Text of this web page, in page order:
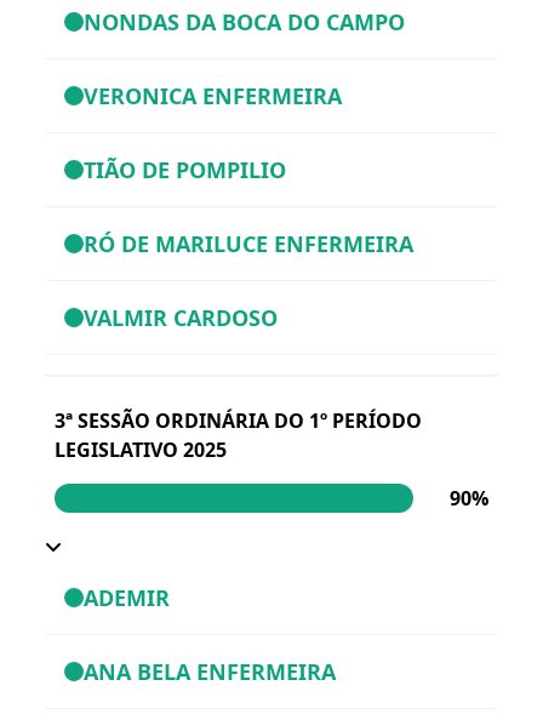
NONDAS DA BOCA DO CAMPO
VERONICA ENFERMEIRA
TIÃO DE POMPILIO
RÓ DE MARILUCE ENFERMEIRA
VALMIR CARDOSO
3ª SESSÃO ORDINÁRIA DO 1º PERÍODO
LEGISLATIVO 2025
90%
ADEMIR
ANA BELA ENFERMEIRA